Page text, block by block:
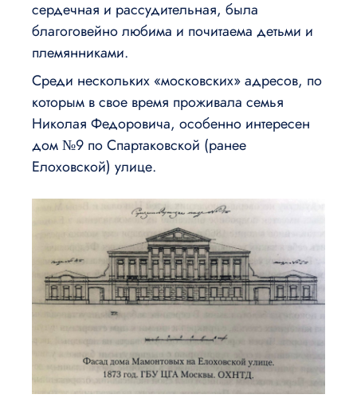
сердечная и рассудительная, была
благоговейно любима и почитаема детьми и
племянниками.
Среди нескольких «московских» адресов, по
которым в свое время проживала семья
Николая Федоровича, особенно интересен
дом №9 по Спартаковской (ранее
Елоховской) улице.